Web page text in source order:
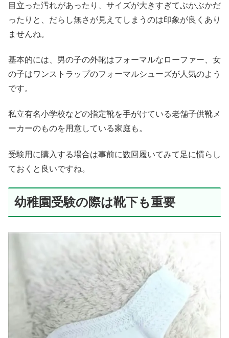
目立った汚れがあったり、サイズが大きすぎてぶかぶかだ
ったりと、だらし無さが見えてしまうのは印象が良くあり
ませんね。
基本的には、男の子の外靴はフォーマルなローファー、女
の子はワンストラップのフォーマルシューズが人気のよう
です。
私立有名小学校などの指定靴を手がけている老舗子供靴メ
ーカーのものを用意している家庭も。
受験用に購入する場合は事前に数回履いてみて足に慣らし
ておくと良いですね。
幼稚園受験の際は靴下も重要